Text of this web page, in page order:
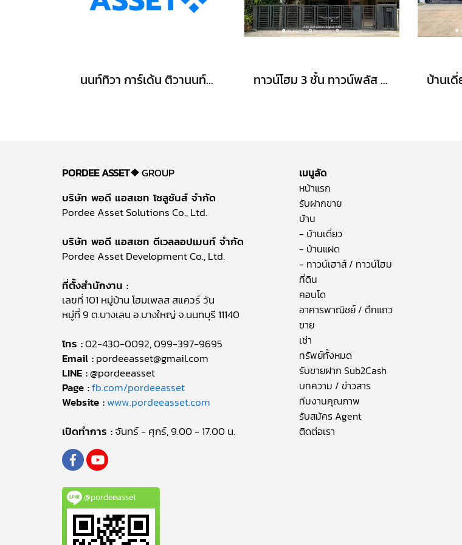
นนท์ทิวา การ์เด้น ติวานนท์-ปากเกร็ด37 ตรงข้าม รร.พระหฤทัยนนทบุรี ใกล้แยกสวนสมเด็จฯ ศรีสมาน : Nontiwa Garden ทาวน์โฮม 3 ชั้น ทาวน์พลัส เกษตร-นวมินทร์ หลังริม (ขนาด 28 ตร.ว.) ถ.คลองลำเจียก แขวงนวลจันทร์ เขตบึงกุ่ม กรุงเทพมหานคร : Towmplus Keset-Nawamin
PORDEE ASSET❖GROUP
บริษัท พอดี แอสเซท โซลูชันส์ จำกัด
Pordee Asset Solutions Co., Ltd.
บริษัท พอดี แอสเซท ดีเวลลอปเมนท์ จำกัด
Pordee Asset Development Co., Ltd.
ที่ตั้งสำนักงาน :
เลขที่ 101 หมู่บ้าน โฮมเพลส สแควร์ วัน
หมู่ที่ 9 ต.บางเลน อ.บางใหญ่ จ.นนทบุรี 11140
โทร :02-430-0092, 099-397-9695
Email :pordeeasset@gmail.com
LINE :@pordeeasset
Page :fb.com/pordeeasset
Website :www.pordeeasset.com
เปิดทำการ :จันทร์ - ศุกร์, 9.00 - 17.00 น.
@pordeeasset
เมนูลัด
หน้าแรก
รับฝากขาย
บ้าน
- บ้านเดี่ยว
- บ้านแฝด
- ทาวน์เฮาส์ / ทาวน์โฮม
ที่ดิน
คอนโด
อาคารพาณิชย์ / ตึกแถว
ขาย
เช่า
ทรัพย์ทั้งหมด
รับขายฝาก Sub2Cash
บทความ / ข่าวสาร
ทีมงานคุณภาพ
รับสมัคร Agent
ติดต่อเรา